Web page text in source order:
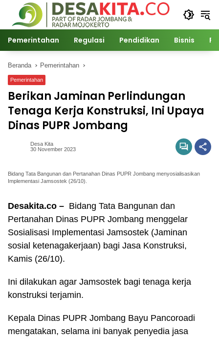
Langsung
konten
Pemerintahan Regulasi Pendidikan Bisnis
Beranda Pemerintahan
Pemerintahan
Berikan Jaminan Perlindungan
Tenaga Kerja Konstruksi, Ini Upaya
Dinas PUPR Jombang
Desa Kita
30 November 2023
Bidang Tata Bangunan dan Pertanahan Dinas PUPR Jombang menyosialisasikan
Implementasi Jamsostek (26/10).
Desakita.co – Bidang Tata Bangunan dan
Pertanahan Dinas PUPR Jombang menggelar
Sosialisasi Implementasi Jamsostek (Jaminan
sosial ketenagakerjaan) bagi Jasa Konstruksi,
Kamis (26/10).
Ini dilakukan agar Jamsostek bagi tenaga kerja
konstruksi terjamin.
Kepala Dinas PUPR Jombang Bayu Pancoroadi
mengatakan, selama ini banyak penyedia jasa